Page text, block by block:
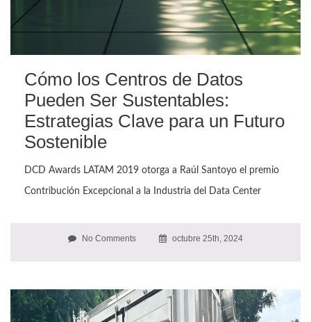
Cómo los Centros de Datos
Pueden Ser Sustentables:
Estrategias Clave para un Futuro
Sostenible
DCD Awards LATAM 2019 otorga a Raúl Santoyo el premio
Contribución Excepcional a la Industria del Data Center
No Comments octubre 25th, 2024